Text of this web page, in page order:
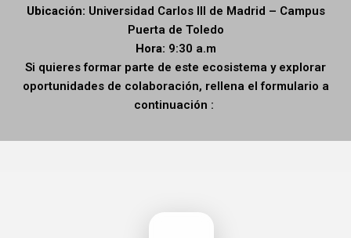
Ubicación: Universidad Carlos III de Madrid – Campus
Puerta de Toledo
Hora: 9:30 a.m
Si quieres formar parte de este ecosistema y explorar
oportunidades de colaboración, rellena el formulario a
continuación :